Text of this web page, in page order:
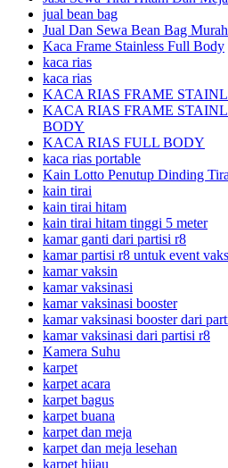
jual bean bag
Jual Dan Sewa Bean Bag
Kaca Frame Stainless Full Body
kaca rias
kaca rias
KACA RIAS FRAME
KACA RIAS FRAME
BODY
KACA RIAS FULL BODY
kaca rias portable
Kain Lotto Penutup Dinding
kain tirai
kain tirai hitam
kain tirai hitam tinggi 5 meter
kamar ganti dari partisi r8
kamar partisi r8 untuk event
kamar vaksin
kamar vaksinasi
kamar vaksinasi booster
kamar vaksinasi booster dari
kamar vaksinasi dari partisi r8
Kamera Suhu
karpet
karpet acara
karpet bagus
karpet buana
karpet dan meja
karpet dan meja lesehan
karpet hijau